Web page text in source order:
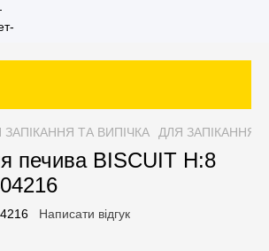
ЗАПІКАННЯ ТА ВИПІЧКА ДЛЯ ЗАПІКАННЯ
печива BISCUIT H:8
Написати відгук